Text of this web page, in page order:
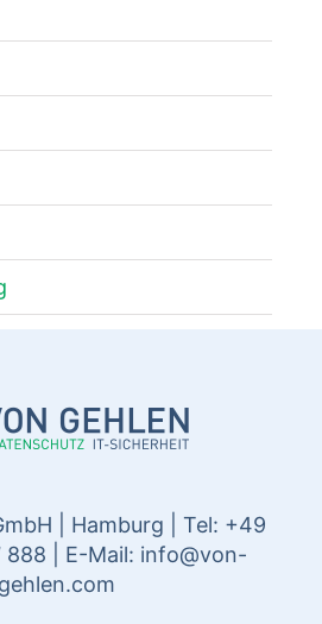
| Hamburg | Tel: +49
| E-Mail: info@von-
gehlen.com